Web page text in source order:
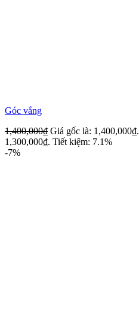
Góc vắng
1,400,000₫ Giá gốc là: 1,400,000₫.
1,300,000₫. Tiết kiệm: 7.1%
-7%